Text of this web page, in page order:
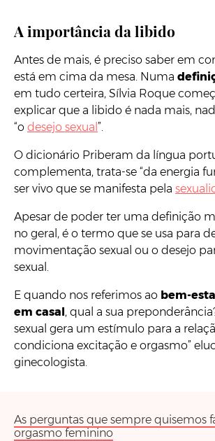
A importância da libido
Antes de mais, é preciso saber em
está em cima da mesa. Numa
em tudo certeira, Sílvia Roque
explicar que a libido é nada mais,
“o desejo sexual ”.
O dicionário Priberam da língua
complementa, trata-se “da energia
ser vivo que se manifesta pela
Apesar de poder ter uma definição
no geral, é o termo que se usa para
movimentação sexual ou o desejo
sexual.
E quando nos referimos ao bem-
em casal , qual a sua
sexual gera um estímulo para a
condiciona excitação e orgasmo”
ginecologista.
As perguntas que sempre quisemos
orgasmo feminino